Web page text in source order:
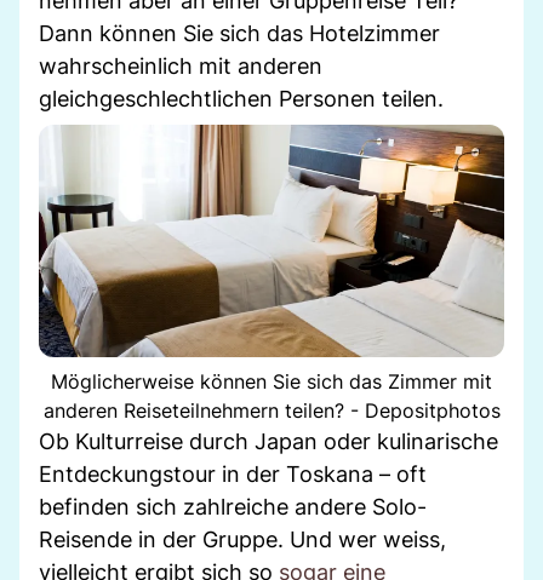
Dann können Sie sich das Hotelzimmer
wahrscheinlich mit anderen
gleichgeschlechtlichen Personen teilen.
Möglicherweise können Sie sich das Zimmer mit
anderen Reiseteilnehmern teilen? - Depositphotos
Ob Kulturreise durch Japan oder kulinarische
Entdeckungstour in der Toskana – oft
befinden sich zahlreiche andere Solo-
Reisende in der Gruppe. Und wer weiss,
vielleicht ergibt sich so sogar eine